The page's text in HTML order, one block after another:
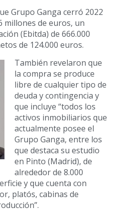
Grupo Ganga cerró 2022
millones de euros, un
(Ebitda) de 666.000
de 124.000 euros.
También revelaron que
la compra se produce
libre de cualquier tipo de
deuda y contingencia y
que incluye “todos los
activos inmobiliarios que
actualmente posee el
Grupo Ganga, entre los
que destaca su estudio
en Pinto (Madrid), de
alrededor de 8.000
y que cuenta con
platós, cabinas de